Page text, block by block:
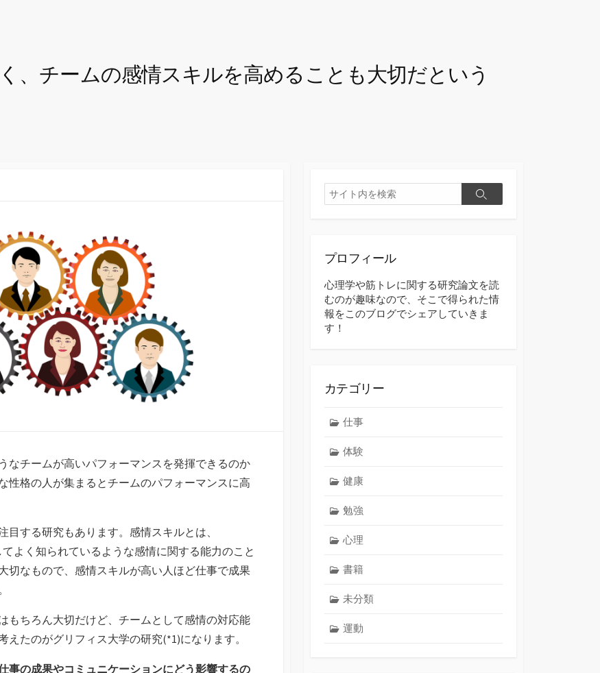
、チームの感情スキルを高めることも大切だという
なチームが高いパフォーマンスを発揮できるのか
性格の人が集まるとチームのパフォーマンスに高
する研究もあります。感情スキルとは、
よく知られているような感情に関する能力のこと
切なもので、感情スキルが高い人ほど仕事で成果
もちろん大切だけど、チームとして感情の対応能
たのがグリフィス大学の研究(*1)になります。
事の成果やコミュニケーションにどう影響するの
検
索
検
プロフィール
心理学や筋トレに関する研究論文を読
むのが趣味なので、そこで得られた情
報をこのブログでシェアしていきま
す！
カテゴリー
仕事
体験
健康
勉強
心理
書籍
未分類
運動